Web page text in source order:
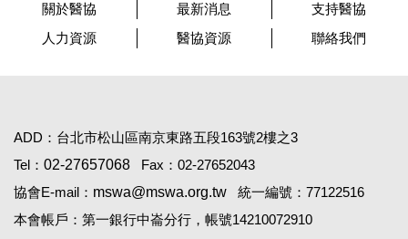
關於醫協 最新消息
支持醫協
人力資源
醫協資源 聯絡我們
ADD：台北市松山區南京東路五段163號2樓之3
Tel： 02-27657068
Fax：02-27652043
協會E-mail： mswa@mswa.org.tw
統一編號：77122516
本會帳戶：第一銀行中崙分行，帳號14210072910